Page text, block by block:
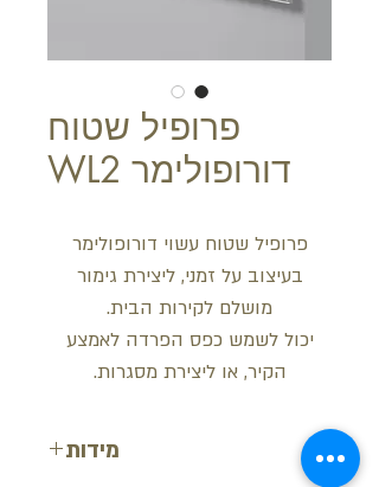
פרופיל שטוח
דורופולימר WL2
פרופיל שטוח עשוי דורופולימר
בעיצוב על זמני, ליצירת גימור
מושלם לקירות הבית.
יכול לשמש כפס הפרדה לאמצע
הקיר, או ליצירת מסגרות.
מידות